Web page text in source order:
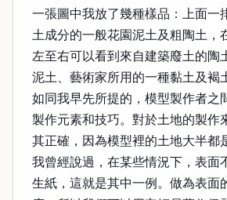
一張圖中我放了幾種樣品：上面一
土成分的一般花園泥土及粗陶土，
左至右可以看到來自建築廢土的陶
泥土、藝術家所用的一種黏土及褐
如同我早先所提的，模型製作者之
製作元素和技巧。對於土地的製作
其正確，因為模型裡的土地大半都
我曾經說過，在某些情況下，表面
生紙，這就是其中一例。做為表面